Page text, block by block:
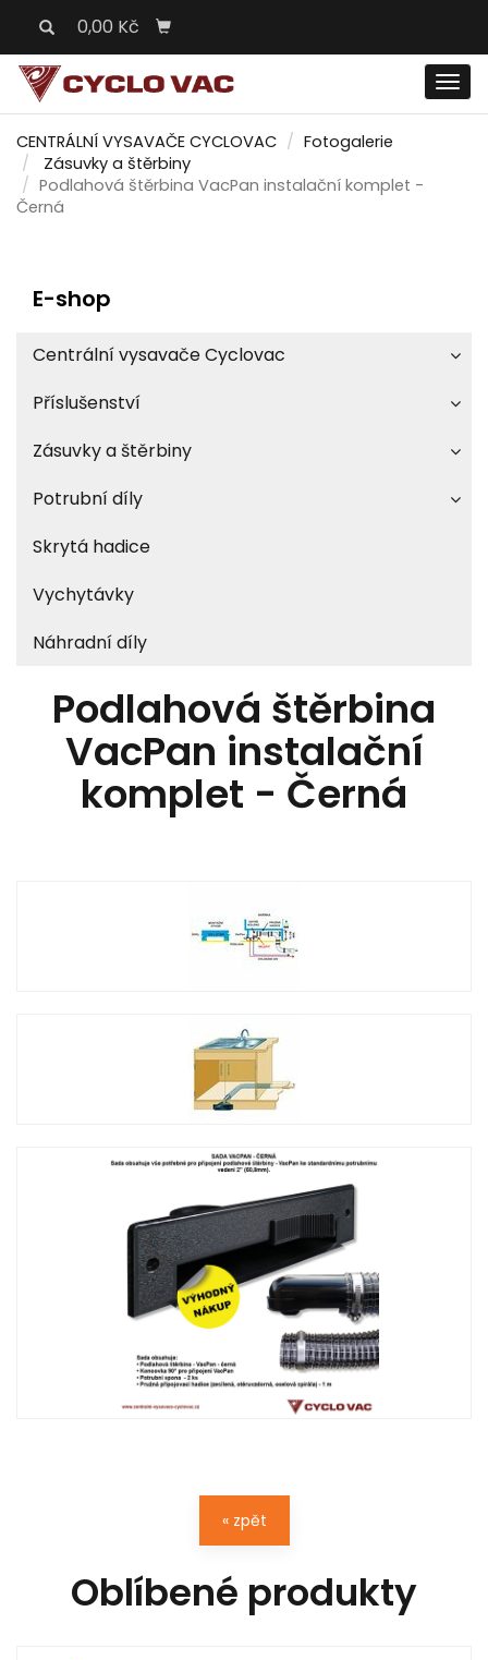
0,00 Kč
CENTRÁLNÍ VYSAVAČE CYCLOVAC
Fotogalerie
Zásuvky a štěrbiny
Podlahová štěrbina VacPan instalační komplet -
Černá
E-shop
Centrální vysavače Cyclovac
Příslušenství
Zásuvky a štěrbiny
Potrubní díly
Skrytá hadice
Vychytávky
Náhradní díly
Podlahová štěrbina
VacPan instalační
komplet - Černá
« zpět
Oblíbené produkty